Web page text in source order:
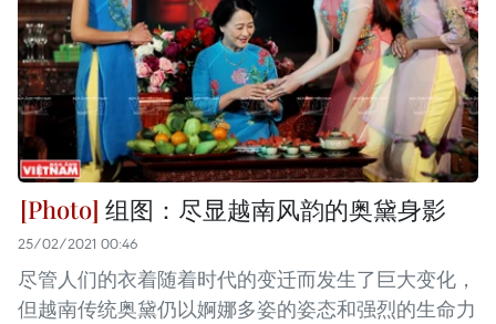
组图：尽显越南风韵的奥黛身影
25/02/2021 00:46
尽管人们的衣着随着时代的变迁而发生了巨大变化，
但越南传统奥黛仍以婀娜多姿的姿态和强烈的生命力